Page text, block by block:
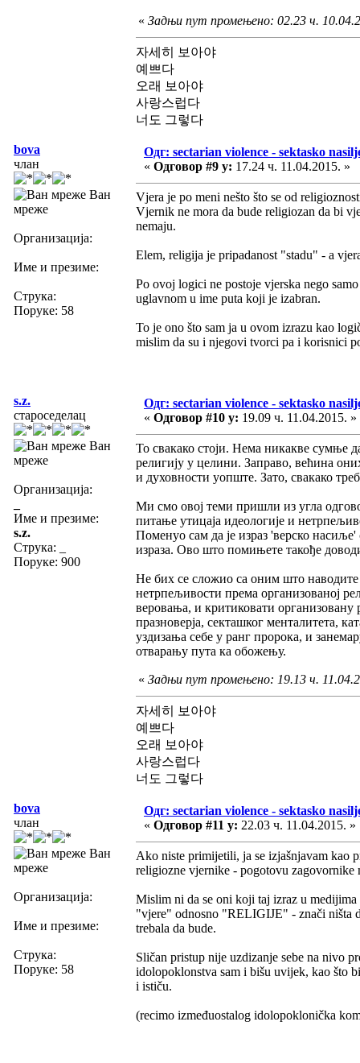
« Задњи пут промењено: 02.23 ч.
자세히 보아야
예쁘다
오래 보아야
사랑스럽다
너도 그렇다
bova
члан
Ван
мреже
Организација:
Име и презиме:
Струка:
Поруке: 58
Одг: sectarian violence - sektasko
« Одговор #9 у: 17.24 ч. 11.04.2015. »
Vjera je po meni nešto što se od
Vjernik ne mora da bude religiozan da bi
nemaju.
Elem, religija je pripadanost "stadu" - a
Po ovoj logici ne postoje vjerska nego
uglavnom u ime puta koji je izabran.
To je ono što sam ja u ovom izrazu kao
mislim da su i njegovi tvorci pa i korisnici
s.z.
староседелац
Ван
мреже
Организација:
Име и презиме:
s.z.
Струка:
Поруке: 900
Одг: sectarian violence - sektasko
« Одговор #10 у: 19.09 ч. 11.04.2015. »
То свакако стоји. Нема никакве сумње
религију у целини. Заправо, већина
и духовности уопште. Зато, свакако
Ми смо овој теми пришли из угла
питање утицаја идеологије и
Поменуо сам да је израз 'верско
израза. Ово што помињете такође
Не бих се сложио са оним што наводите
нетрпељивости према организованој
веровања, и критиковати организовану
празноверја, секташког менталитета,
уздизања себе у ранг пророка, и
отварању пута ка обожењу.
« Задњи пут промењено: 19.13 ч.
자세히 보아야
예쁘다
오래 보아야
사랑스럽다
너도 그렇다
bova
члан
Ван
мреже
Организација:
Име и презиме:
Струка:
Поруке: 58
Одг: sectarian violence - sektasko
« Одговор #11 у: 22.03 ч. 11.04.2015. »
Ako niste primijetili, ja se izjašnjavam kao
religiozne vjernike - pogotovu
Mislim ni da se oni koji taj izraz u
"vjere" odnosno "RELIGIJE" - znači ništa
trebala da bude.
Sličan pristup nije uzdizanje sebe na nivo
idolopoklonstva sam i bišu uvijek, kao što
i ističu.
(recimo izmeđuostalog idolopoklonička